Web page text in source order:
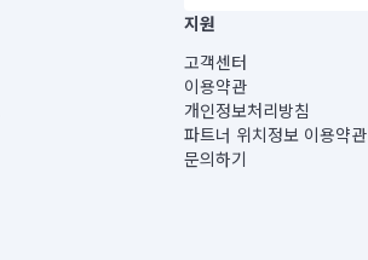
|
지원
고객센터
이용약관
개인정보처리방침
파트너 위치정보 이용약관
문의하기